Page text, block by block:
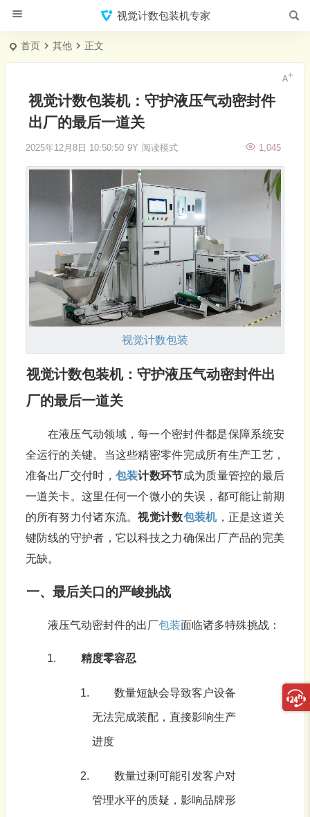
视觉计数包装机专家
首页 其他 正文
视觉计数包装机：守护液压气动密封件
出厂的最后一道关
2025年12月8日 10:50:50 9Y 1,045
阅读模式
视觉计数包装
视觉计数包装机：守护液压气动密封件出
厂的最后一道关
在液压气动领域，每一个密封件都是保障系统安
全运行的关键。当这些精密零件完成所有生产工艺，
准备出厂交付时， 包装计数环节成为质量管控的最后
一道关卡。这里任何一个微小的失误，都可能让前期
的所有努力付诸东流。视觉计数包装机，正是这道关
键防线的守护者，它以科技之力确保出厂产品的完美
无缺。
一、最后关口的严峻挑战
液压气动密封件的出厂包装面临诸多特殊挑战：
精度零容忍
数量短缺会导致客户设备
无法完成装配，直接影响生产
进度
数量过剩可能引发客户对
管理水平的质疑，影响品牌形